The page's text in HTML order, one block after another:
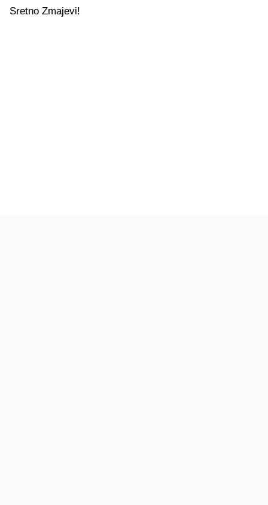
Sretno Zmajevi!